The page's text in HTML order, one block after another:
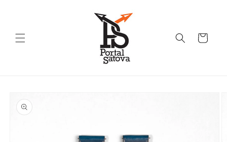
Cart
product
information